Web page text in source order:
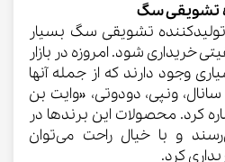
تشویقی سگ
تشویقی سگ بسیار
خریداری شود. امروزه در بازار
وجود دارند که از جمله آنها
ونپی، دودوتی، «وایت بن
کرد. محصولات این برندها در
و با خیال راحت می‌توان
کرد.